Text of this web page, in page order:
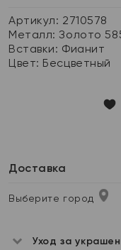
Артикул: 2710578
Металл:Золото
Вставки: Фианит
Цвет: Бесцветный
Доставка
Выберите город
Уход за